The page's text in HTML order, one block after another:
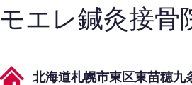
モエレ鍼灸接骨
北海道札幌市東区東苗穂九